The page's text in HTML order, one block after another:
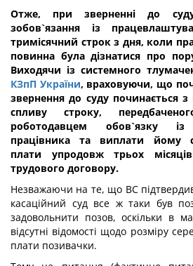
Отже, при зверненні до
зобов`язання із
тримісячний строк з дня, коли
повинна була дізнатися про
Виходячи із системного
КЗпП України, враховуючи, що
звернення до суду починається з
спливу строку,
роботодавцем обов`язку із
працівника та виплати йому
плати упродовж трьох
трудового договору.
Незважаючи на те, що ВС
касаційний суд все ж таки був
задовольнити позов, оскільки в
відсутні відомості щодо розміру
плати позивачки.